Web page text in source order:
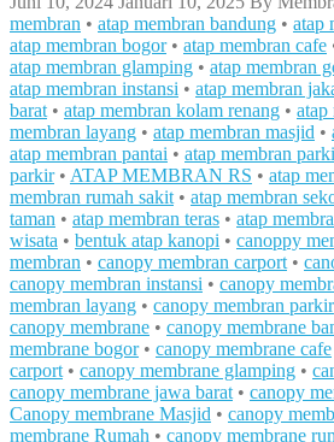
membran • atap membran bandung • atap
atap membran bogor• atap membran cafe
atap membran glamping • atap membran
atap membran instansi • atap membran
barat • atap membran kolam renang • atap
membran layang • atap membran masjid •
atap membran pantai • atap membran
parkir• ATAP MEMBRAN RS • atap
membran rumah sakit • atap membran
taman • atap membran teras • atap
wisata • bentuk atap kanopi • canoppy
membran • canopy membran carport •
canopy membran instansi • canopy
membran layang • canopy membran parkir
canopy membrane • canopy membrane
membrane bogor• canopy membrane cafe
carport • canopy membrane glamping •
canopy membrane jawa barat • canopy
Canopy membrane Masjid • canopy
membrane Rumah • canopy membrane